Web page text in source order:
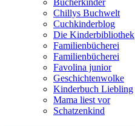
Chillys Buchwelt
Cuchkinderblog
Die Kinderbibliothek
Familienbücherei
Familienbücherei
Favolina junior
Geschichtenwolke
Kinderbuch Liebling
Mama liest vor
Schatzenkind